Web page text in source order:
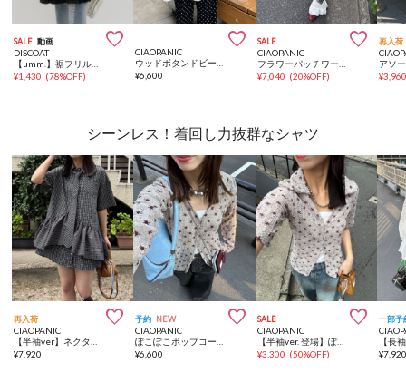
SALE 動画 
DISCOAT
¥1,430 (78%OFF)

CIAOPANIC
¥6,600
SALE 
CIAOPANIC
¥7,040 (20%OFF)
再入荷
¥
シーンレス！着回し力抜群なシャツ
再入荷 
CIAOPANIC
【半袖ver】ネクタイ付きティアードチュニックシャツワンピース
¥7,920
予約 NEW 
CIAOPANIC
ぽこぽこポップコーンスキッパーシャツ
¥6,600
SALE 
CIAOPANIC
【半袖ver. 登場】ぽこぽこポップコーンスキッパーシャツ
¥3,300 (50%OFF)
一部予
¥